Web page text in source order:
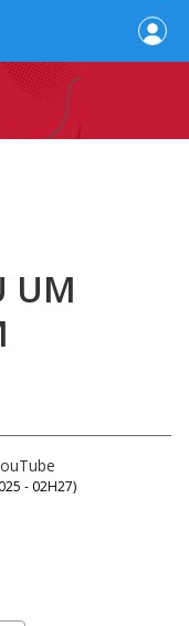
UM
- 02H27)